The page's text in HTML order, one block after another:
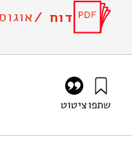
דוח /אוגוסט
שתפוציטוט